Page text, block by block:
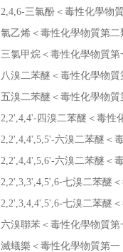
2,4,6-三氯酚＜毒性化學物
氯乙烯＜毒性化學物質第二
三氯甲烷＜毒性化學物質第
八溴二苯醚＜毒性化學物質
五溴二苯醚＜毒性化學物質
2,2',4,4'-四溴二苯醚＜毒性
2,2',4,4',5,5'-六溴二苯醚＜
2,2',4,4',5,6'-六溴二苯醚＜
2,2',3,3',4,5',6-七溴二苯醚
2,2',3,4,4',5',6-七溴二苯醚
六溴聯苯＜毒性化學物質第
滅蟻樂＜毒性化學物質第一